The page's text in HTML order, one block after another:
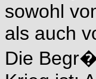
sowohl
als auch
Die